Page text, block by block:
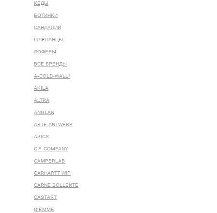
КЕДЫ
БОТИНКИ
САНДАЛИИ
ШЛЕПАНЦЫ
ЛОФЕРЫ
ВСЕ БРЕНДЫ
A-COLD-WALL*
AKILA
ALTRA
ANGLAN
ARTE ANTWERP
ASICS
C.P. COMPANY
CAMPERLAB
CARHARTT WIP
CARNE BOLLENTE
CASTART
DIEMME